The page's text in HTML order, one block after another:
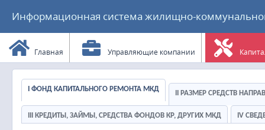
Информационная система жилищно-
Главная Управляющие компании
I ФОНД КАПИТАЛЬНОГО РЕМОНТА МКД
II РАЗМЕР СРЕДСТВ
III КРЕДИТЫ, ЗАЙМЫ, СРЕДСТВА ФОНДОВ КР, ДРУГИХ МКД IV